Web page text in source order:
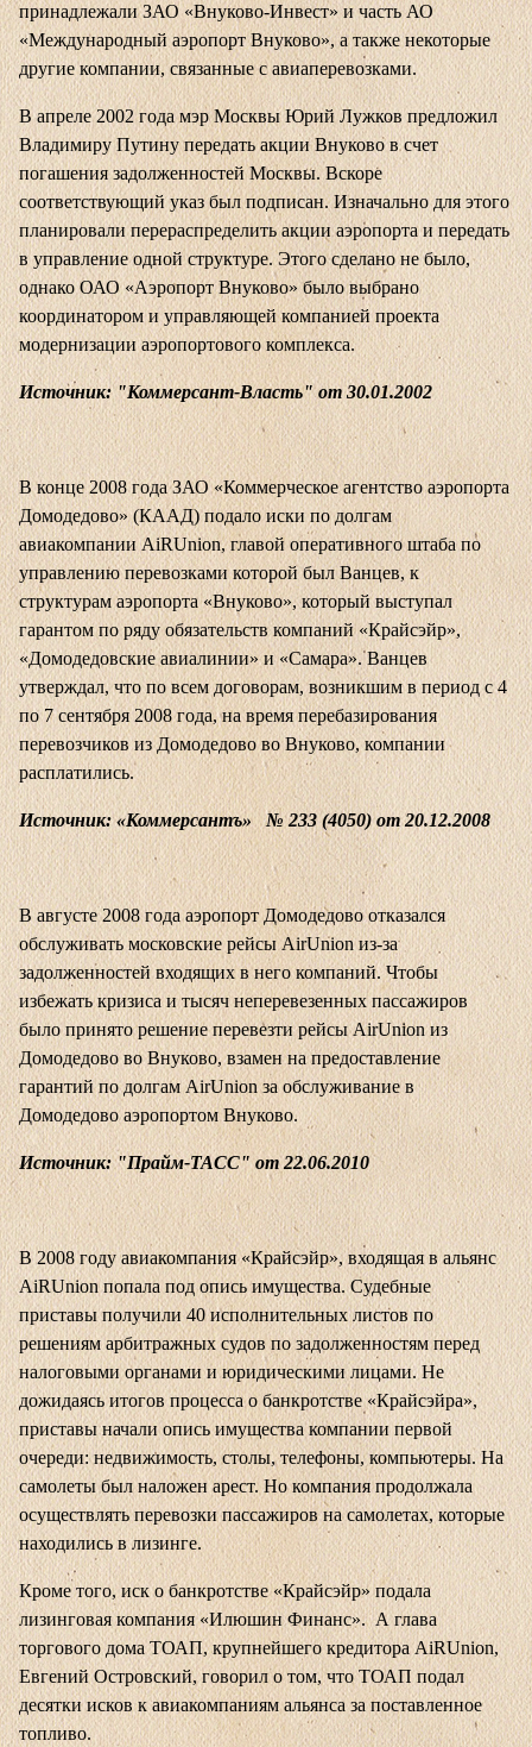
принадлежали ЗАО «Внуково-Инвест» и часть АО
«Международный аэропорт Внуково», а также некоторые
другие компании, связанные с авиаперевозками.
В апреле 2002 года мэр Москвы Юрий Лужков предложил
Владимиру Путину передать акции Внуково в счет
погашения задолженностей Москвы. Вскоре
соответствующий указ был подписан. Изначально для этого
планировали перераспределить акции аэропорта и передать
в управление одной структуре. Этого сделано не было,
однако ОАО «Аэропорт Внуково» было выбрано
координатором и управляющей компанией проекта
модернизации аэропортового комплекса.
Источник: "Коммерсант-Власть" от 30.01.2002
В конце 2008 года ЗАО «Коммерческое агентство аэропорта
Домодедово» (КААД) подало иски по долгам
авиакомпании AiRUnion, главой оперативного штаба по
управлению перевозками которой был Ванцев, к
структурам аэропорта «Внуково», который выступал
гарантом по ряду обязательств компаний «Крайсэйр»,
«Домодедовские авиалинии» и «Самара». Ванцев
утверждал, что по всем договорам, возникшим в период с 4
по 7 сентября 2008 года, на время перебазирования
перевозчиков из Домодедово во Внуково, компании
расплатились.
Источник: «Коммерсантъ» № 233 (4050) от 20.12.2008
В августе 2008 года аэропорт Домодедово отказался
обслуживать московские рейсы AirUnion из-за
задолженностей входящих в него компаний. Чтобы
избежать кризиса и тысяч неперевезенных пассажиров
было принято решение перевезти рейсы AirUnion из
Домодедово во Внуково, взамен на предоставление
гарантий по долгам AirUnion за обслуживание в
Домодедово аэропортом Внуково.
Источник: "Прайм-ТАСС" от 22.06.2010
В 2008 году авиакомпания «Крайсэйр», входящая в альянс
AiRUnion попала под опись имущества. Судебные
приставы получили 40 исполнительных листов по
решениям арбитражных судов по задолженностям перед
налоговыми органами и юридическими лицами. Не
дожидаясь итогов процесса о банкротстве «Крайсэйра»,
приставы начали опись имущества компании первой
очереди: недвижимость, столы, телефоны, компьютеры. На
самолеты был наложен арест. Но компания продолжала
осуществлять перевозки пассажиров на самолетах, которые
находились в лизинге.
Кроме того, иск о банкротстве «Крайсэйр» подала
лизинговая компания «Илюшин Финанс». А глава
торгового дома ТОАП, крупнейшего кредитора AiRUnion,
Евгений Островский, говорил о том, что ТОАП подал
десятки исков к авиакомпаниям альянса за поставленное
топливо.